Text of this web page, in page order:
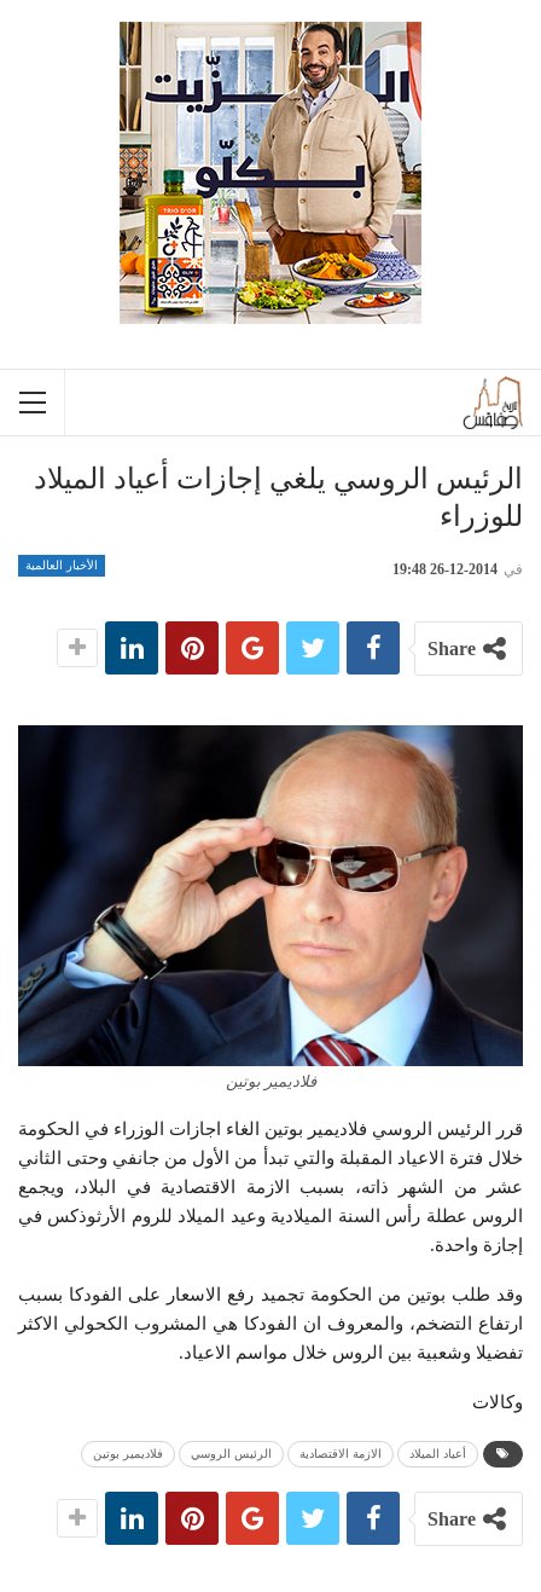
الرئيس الروسي يلغي إجازات أعياد الميلاد
للوزراء
الأخبار العالمية في 2014-12-26 19:48
Share
فلاديمير بوتين
قرر الرئيس الروسي فلاديمير بوتين الغاء اجازات الوزراء في الحكومة
خلال فترة الاعياد المقبلة والتي تبدأ من الأول من جانفي وحتى الثاني
عشر من الشهر ذاته، بسبب الازمة الاقتصادية في البلاد، ويجمع
الروس عطلة رأس السنة الميلادية وعيد الميلاد للروم الأرثوذكس في
إجازة واحدة.
وقد طلب بوتين من الحكومة تجميد رفع الاسعار على الفودكا بسبب
ارتفاع التضخم، والمعروف ان الفودكا هي المشروب الكحولي الاكثر
تفضيلا وشعبية بين الروس خلال مواسم الاعياد.
وكالات
أعياد الميلاد الازمة الاقتصادية الرئيس الروسي فلاديمير بوتين
Share